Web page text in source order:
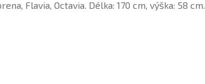
Flavia, Octavia. Délka: 170 cm, výška: 58 cm.